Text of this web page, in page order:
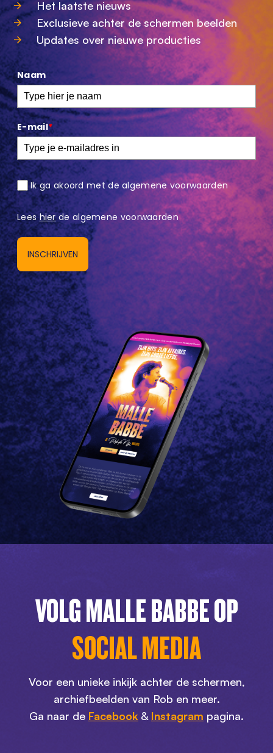
Het laatste nieuws
Exclusieve achter de schermen beelden
Updates over nieuwe producties
Naam
E-mail*
Ik ga akoord met de algemene voorwaarden
Leeshierde algemene voorwaarden
INSCHRIJVEN
VOLG MALLE BABBE OP
SOCIAL MEDIA
Voor een unieke inkijk achter de schermen,
archiefbeelden van Rob en meer.
Ga naar de Facebook & Instagram pagina.